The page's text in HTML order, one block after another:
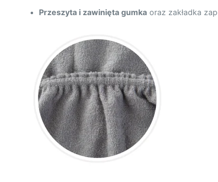
Przeszyta i zawinięta gumkaoraz zakładka